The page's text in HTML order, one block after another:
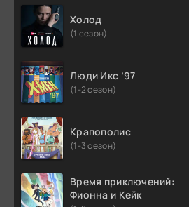
Холод
(1 сезон)
Люди Икс ’97
(1-2 сезон)
Крапополис
(1-3 сезон)
Время приключений:
Фионна и Кейк